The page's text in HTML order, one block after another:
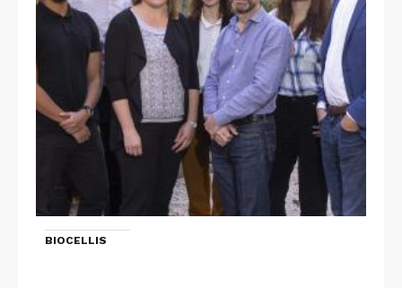
BIOCELLIS